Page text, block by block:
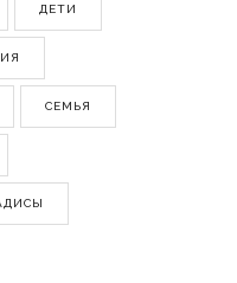
ДЕТИ
СЕМЬЯ